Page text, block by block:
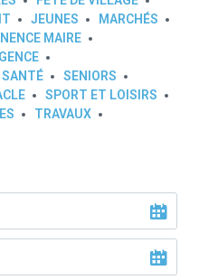
JEUNES
MARCHÉS
MAIRE
SANTÉ
SENIORS
SPORT ET LOISIRS
TRAVAUX